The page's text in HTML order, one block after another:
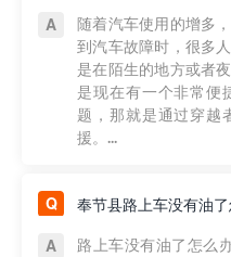
随着汽车使用的增多
到汽车故障时，很多
是在陌生的地方或者
是现在有一个非常便
题，那就是通过穿越
援。...
奉节县路上车没有油
路上车没有油了怎么